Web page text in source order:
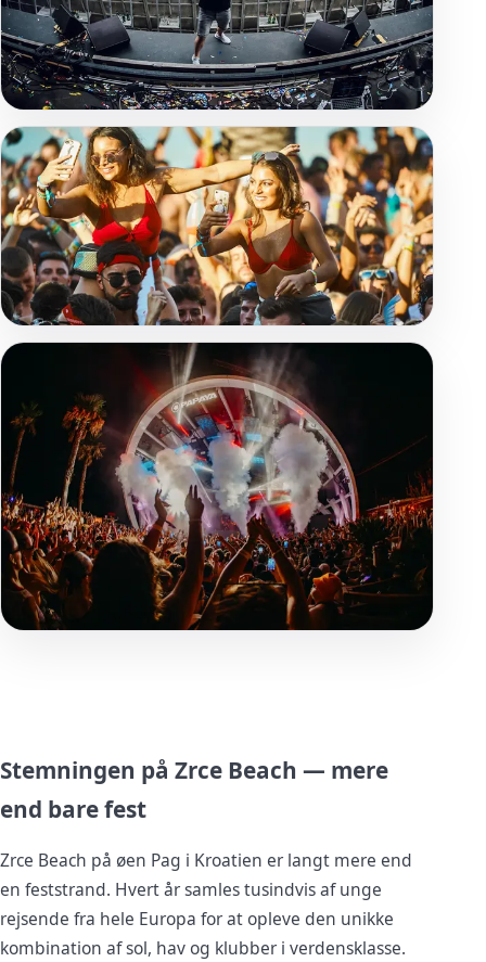
Stemningen på Zrce Beach — mere
end bare fest
Zrce Beach på øen Pag i Kroatien er langt mere end
en feststrand. Hvert år samles tusindvis af unge
rejsende fra hele Europa for at opleve den unikke
kombination af sol, hav og klubber i verdensklasse.